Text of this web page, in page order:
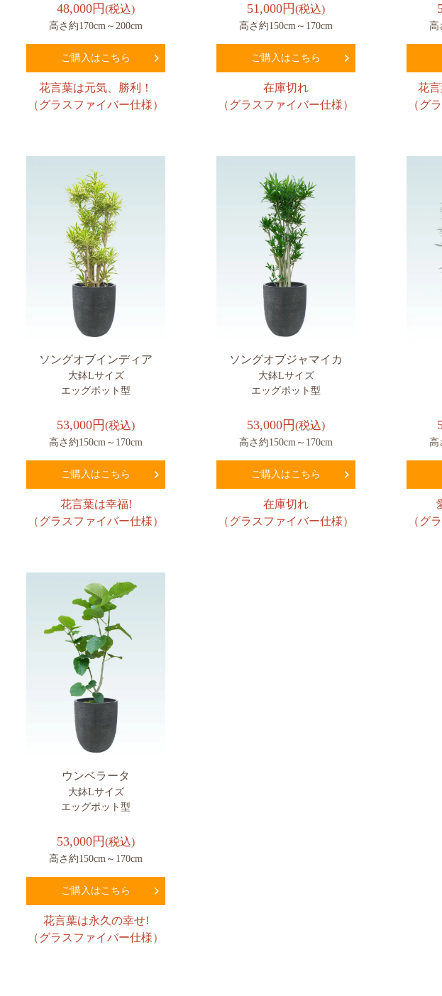
48,000円(税込)
高さ約170cm～200cm
ご購入はこちら
花言葉は元気、勝利！
（グラスファイバー仕様）
51,000円(税込)
高さ約150cm～170cm
ご購入はこちら
在庫切れ
（グラスファイバー仕様）
高
花
（グ
ソングオブインディア
大鉢Lサイズ
エッグポット型
53,000円(税込)
高さ約150cm～170cm
ご購入はこちら
花言葉は幸福!
（グラスファイバー仕様）
ソングオブジャマイカ
大鉢Lサイズ
エッグポット型
53,000円(税込)
高さ約150cm～170cm
ご購入はこちら
在庫切れ
（グラスファイバー仕様）
高
（グ
ウンベラータ
大鉢Lサイズ
エッグポット型
53,000円(税込)
高さ約150cm～170cm
ご購入はこちら
花言葉は永久の幸せ!
（グラスファイバー仕様）